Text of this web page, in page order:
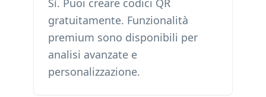
Sì. Puoi creare codici QR
gratuitamente. Funzionalità
premium sono disponibili per
analisi avanzate e
personalizzazione.